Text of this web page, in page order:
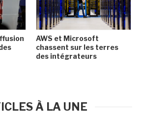
AWS et Microsoft
chassent sur les terres
des intégrateurs
À LA UNE